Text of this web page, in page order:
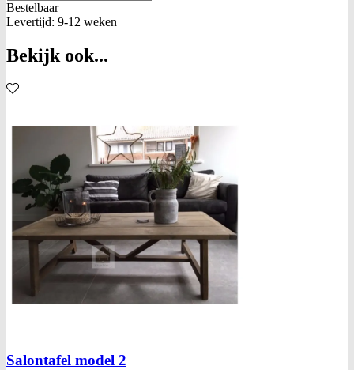
Bestelbaar
Levertijd: 9-12 weken
Bekijk ook...
Salontafel model 2